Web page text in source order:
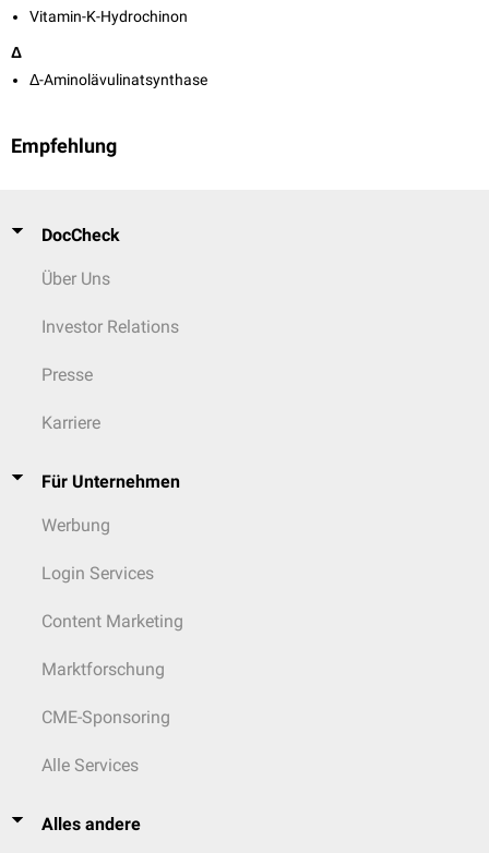
Vitamin-K-Hydrochinon
Δ
Δ-Aminolävulinatsynthase
Empfehlung
DocCheck
Über Uns
Investor Relations
Presse
Karriere
Für Unternehmen
Werbung
Login Services
Content Marketing
Marktforschung
CME-Sponsoring
Alle Services
Alles andere